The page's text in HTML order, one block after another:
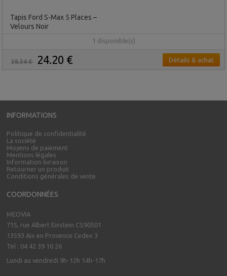
Tapis Ford S-Max 5 Places –
Velours Noir
1 disponible(s)
38.34 € 24.20 € Détails & achat
INFORMATIONS
Politique de confidentialité
La société
Moyens de paiement
Mentions légales
Information livraison
Retourner un produit
Conditions générales de vente
COORDONNÉES
MEOVIA
715, rue Albert Einstein CS90501
13593 Aix en Provence Cedex 3
Tel : 04 42 39 16 26
Lundi au vendredi 9h-12h 14h-17h